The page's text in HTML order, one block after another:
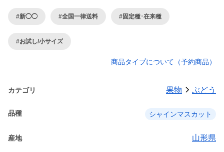
#新◯◯ #全国一律送料 #固定種･在来種
#お試し/小サイズ
商品タイプについて（予約商品）
カテゴリ 果物 ぶどう
品種 シャインマスカット
産地 山形県